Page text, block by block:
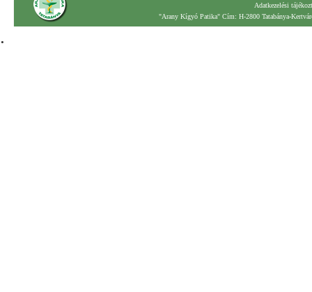
Adatkezelési
"Arany Kígyó Patika" Cím: H-2800 Tatabánya-
.